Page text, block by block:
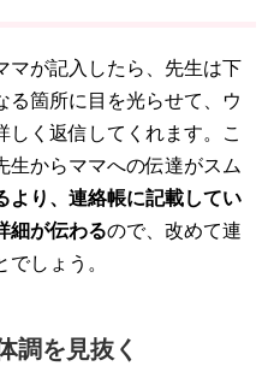
マが記入したら、先生は下
る箇所に目を光らせて、ウ
しく返信してくれます。こ
生からママへの伝達がスム
より、連絡帳に記載してい
細が伝わるので、改めて連
しょう。
調を見抜く